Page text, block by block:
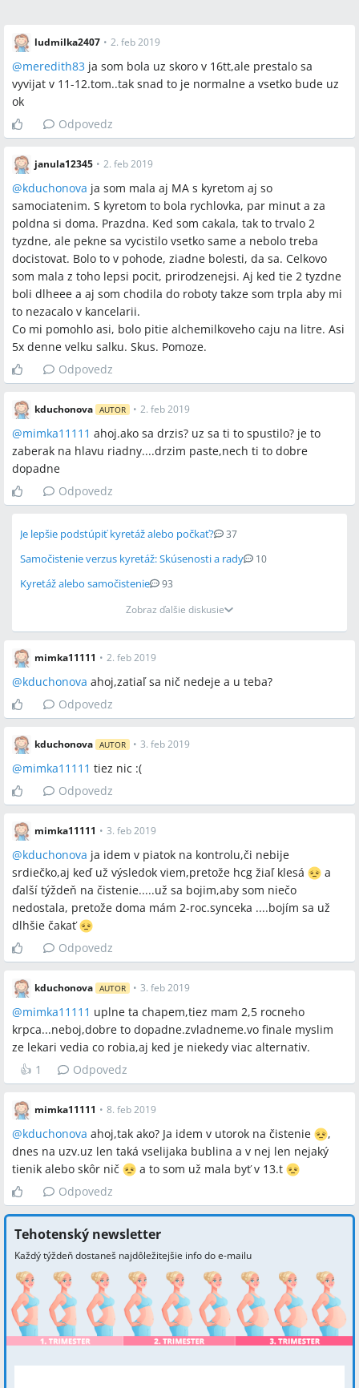
ludmilka2407 • 2. feb 2019
@meredith83 ja som bola uz skoro v 16tt,ale prestalo sa
vyvijat v 11-12.tom..tak snad to je normalne a vsetko bude uz
ok
Odpovedz
janula12345 • 2. feb 2019
@kduchonova ja som mala aj MA s kyretom aj so
samociatenim. S kyretom to bola rychlovka, par minut a za
poldna si doma. Prazdna. Ked som cakala, tak to trvalo 2
tyzdne, ale pekne sa vycistilo vsetko same a nebolo treba
docistovat. Bolo to v pohode, ziadne bolesti, da sa. Celkovo
som mala z toho lepsi pocit, prirodzenejsi. Aj ked tie 2 tyzdne
boli dlheee a aj som chodila do roboty takze som trpla aby mi
to nezacalo v kancelarii.
Co mi pomohlo asi, bolo pitie alchemilkoveho caju na litre. Asi
5x denne velku salku. Skus. Pomoze.
Odpovedz
kduchonova AUTOR • 2. feb 2019
@mimka11111 ahoj.ako sa drzis? uz sa ti to spustilo? je to
zaberak na hlavu riadny....drzim paste,nech ti to dobre
dopadne
Odpovedz
Je lepšie podstúpiť kyretáž alebo počkať? 37
Samočistenie verzus kyretáž: Skúsenosti a rady 10
Kyretáž alebo samočistenie
93
Zobraz ďalšie diskusie
mimka11111 • 2. feb 2019
@kduchonova ahoj,zatiaľ sa nič nedeje a u teba?
Odpovedz
kduchonova AUTOR • 3. feb 2019
@mimka11111 tiez nic :(
Odpovedz
mimka11111 • 3. feb 2019
@kduchonova ja idem v piatok na kontrolu,či nebije
srdiečko,aj keď už výsledok viem,pretože hcg žiaľ klesá
a
ďalší týždeň na čistenie.....už sa bojim,aby som niečo
nedostala, pretože doma mám 2-roc.synceka ....bojím sa už
dlhšie čakať
Odpovedz
kduchonova AUTOR • 3. feb 2019
@mimka11111 uplne ta chapem,tiez mam 2,5 rocneho
krpca...neboj,dobre to dopadne.zvladneme.vo finale myslim
ze lekari vedia co robia,aj ked je niekedy viac alternativ.
👍 1 Odpovedz
mimka11111 • 8. feb 2019
@kduchonova ahoj,tak ako? Ja idem v utorok na čistenie
,
dnes na uzv.uz len taká vselijaka bublina a v nej len nejaký
tienik alebo skôr nič
a to som už mala byť v 13.t
Odpovedz
Tehotenský newsletter
Každý týždeň dostaneš najdôležitejšie info do e-mailu